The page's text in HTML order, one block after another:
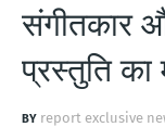
संगीतकार
प्रस्तुति का
report exclusive